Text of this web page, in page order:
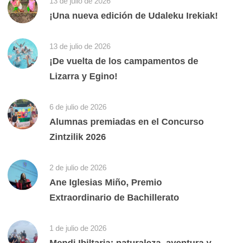
¡Una nueva edición de Udaleku Irekiak!
13 de julio de 2026
¡De vuelta de los campamentos de
Lizarra y Egino!
6 de julio de 2026
Alumnas premiadas en el Concurso
Zintzilik 2026
2 de julio de 2026
Ane Iglesias Miño, Premio
Extraordinario de Bachillerato
1 de julio de 2026